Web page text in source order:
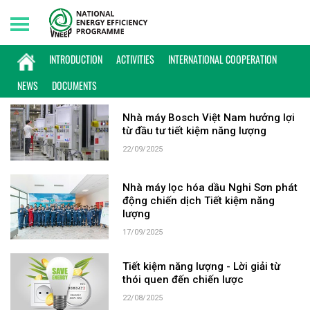
INTRODUCTION ACTIVITIES
INTERNATIONAL COOPERATION
NEWS
DOCUMENTS
Sunday, 09/08/2026 | 07:08 GMT+7
KEYWORD: MÔI TRƯỜNG
Nhà máy Bosch Việt Nam hưởng lợi
từ đầu tư tiết kiệm năng lượng
22/09/2025
Nhà máy lọc hóa dầu Nghi Sơn phát
động chiến dịch Tiết kiệm năng
lượng
17/09/2025
Tiết kiệm năng lượng - Lời giải từ
thói quen đến chiến lược
22/08/2025